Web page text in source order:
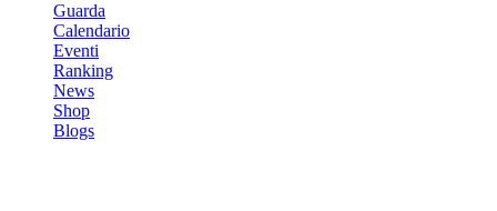
Guarda
Calendario
Eventi
Ranking
News
Shop
Blogs